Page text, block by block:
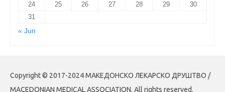
24
25 26 27 28 29
30
31
« Jun
Copyright © 2017-2024 МАКЕДОНСКО ЛЕКАРСКО ДРУШТВО /
MACEDONIAN MEDICAL ASSOCIATION. All rights reserved.